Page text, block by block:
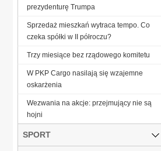
prezydenturę Trumpa
Sprzedaż mieszkań wytraca tempo. Co
czeka spółki w II półroczu?
Trzy miesiące bez rządowego komitetu
W PKP Cargo nasilają się wzajemne
oskarżenia
Wezwania na akcje: przejmujący nie są
hojni
SPORT